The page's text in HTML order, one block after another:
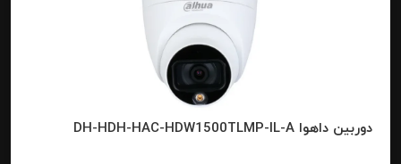
دوربین داهوا DH-HDH-HAC-HDW1500TLMP-IL-A